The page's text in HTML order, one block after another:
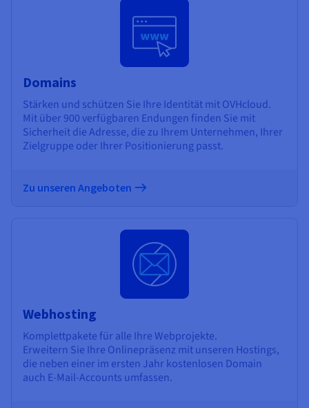
Domains
Stärken und schützen Sie Ihre Identität mit OVHcloud.
Mit über 900 verfügbaren Endungen finden Sie mit
Sicherheit die Adresse, die zu Ihrem Unternehmen, Ihrer
Zielgruppe oder Ihrer Positionierung passt.
Zu unseren Angeboten
Webhosting
Komplettpakete für alle Ihre Webprojekte.
Erweitern Sie Ihre Onlinepräsenz mit unseren Hostings,
die neben einer im ersten Jahr kostenlosen Domain
auch E-Mail-Accounts umfassen.